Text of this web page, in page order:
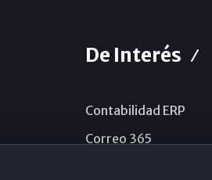
De Interés
Contabilidad ERP
Correo 365